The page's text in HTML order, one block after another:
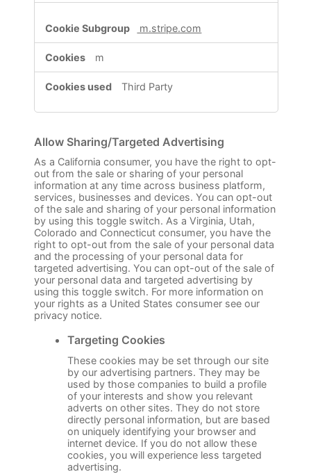
m.stripe.com
m
Third Party
Allow Sharing/Targeted Advertising
As a California consumer, you have the right to opt-
out from the sale or sharing of your personal
information at any time across business platform,
services, businesses and devices. You can opt-out
of the sale and sharing of your personal information
by using this toggle switch. As a Virginia, Utah,
Colorado and Connecticut consumer, you have the
right to opt-out from the sale of your personal data
and the processing of your personal data for
targeted advertising. You can opt-out of the sale of
your personal data and targeted advertising by
using this toggle switch. For more information on
your rights as a United States consumer see our
privacy notice.
Targeting Cookies
These cookies may be set through our site
by our advertising partners. They may be
used by those companies to build a profile
of your interests and show you relevant
adverts on other sites. They do not store
directly personal information, but are based
on uniquely identifying your browser and
internet device. If you do not allow these
cookies, you will experience less targeted
advertising.